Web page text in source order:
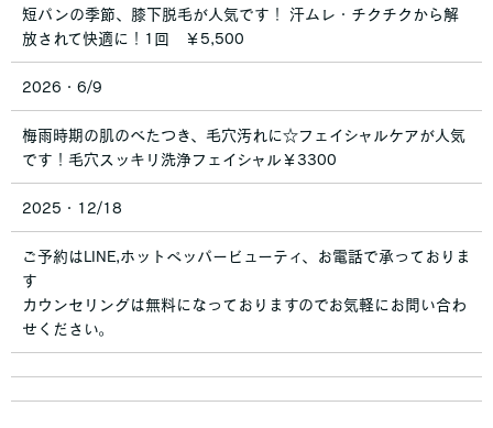
短パンの季節、膝下脱毛が人気です！ 汗ムレ・チクチクから解
放されて快適に！1回 ￥5,500
2026・6/9
梅雨時期の肌のべたつき、毛穴汚れに☆フェイシャルケアが人気
です！毛穴スッキリ洗浄フェイシャル￥3300
2025・12/18
ご予約はLINE,ホットペッパービューティ、お電話で承っておりま
す
カウンセリングは無料になっておりますのでお気軽にお問い合わ
せください。